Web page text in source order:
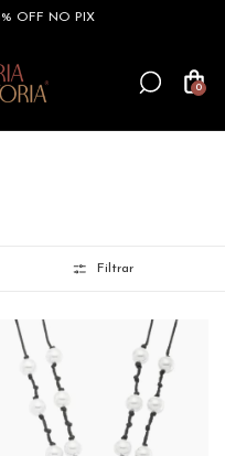
OFF NO PIX
0
Filtrar